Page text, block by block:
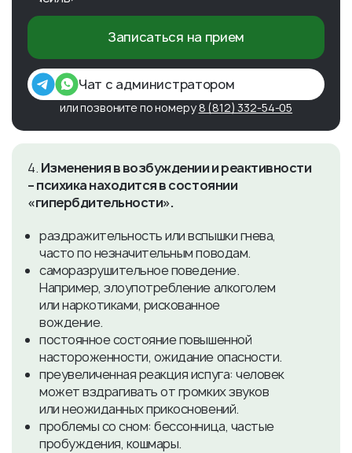
Записаться на прием
Чат с администратором
или позвоните по номеру 8 (812) 332-54-05
4. Изменения в возбуждении и реактивности
– психика находится в состоянии
«гипербдительности».
раздражительность или вспышки гнева,
часто по незначительным поводам.
саморазрушительное поведение.
Например, злоупотребление алкоголем
или наркотиками, рискованное
вождение.
постоянное состояние повышенной
настороженности, ожидание опасности.
преувеличенная реакция испуга: человек
может вздрагивать от громких звуков
или неожиданных прикосновений.
проблемы со сном: бессонница, частые
пробуждения, кошмары.